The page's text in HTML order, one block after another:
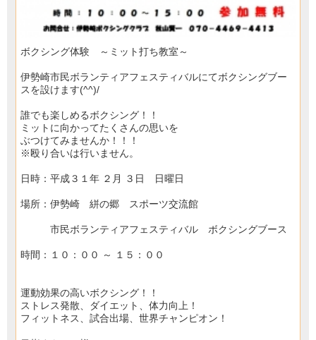
ボクシング体験 ～ミット打ち教室～
伊勢崎市民ボランティアフェスティバルにてボクシングブー
スを設けます(^^)/
誰でも楽しめるボクシング！！
ミットに向かってたくさんの思いを
ぶつけてみませんか！！！
※殴り合いは行いません。
日時：平成３１年 ２月 ３日 日曜日
場所：伊勢崎 絣の郷 スポーツ交流館
市民ボランティアフェスティバル ボクシングブース
時間：１０：００ ～ １５：００
運動効果の高いボクシング！！
ストレス発散、ダイエット、体力向上！
フィットネス、試合出場、世界チャンピオン！